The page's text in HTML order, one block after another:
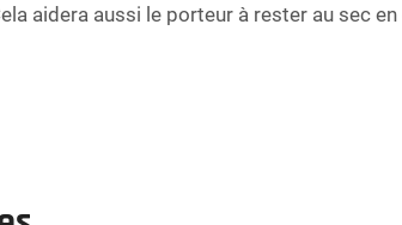
aidera aussi le porteur à rester au sec